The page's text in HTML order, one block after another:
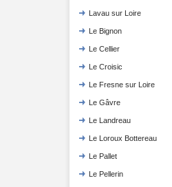
Lavau sur Loire
Le Bignon
Le Cellier
Le Croisic
Le Fresne sur Loire
Le Gâvre
Le Landreau
Le Loroux Bottereau
Le Pallet
Le Pellerin